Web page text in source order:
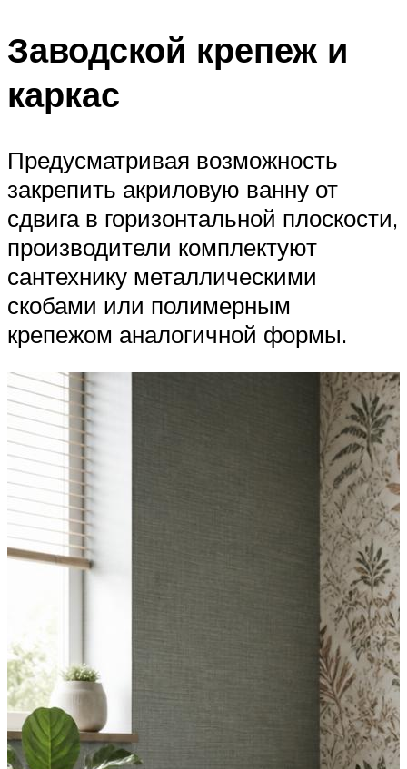
Заводской крепеж и
каркас
Предусматривая возможность
закрепить акриловую ванну от
сдвига в горизонтальной плоскости,
производители комплектуют
сантехнику металлическими
скобами или полимерным
крепежом аналогичной формы.